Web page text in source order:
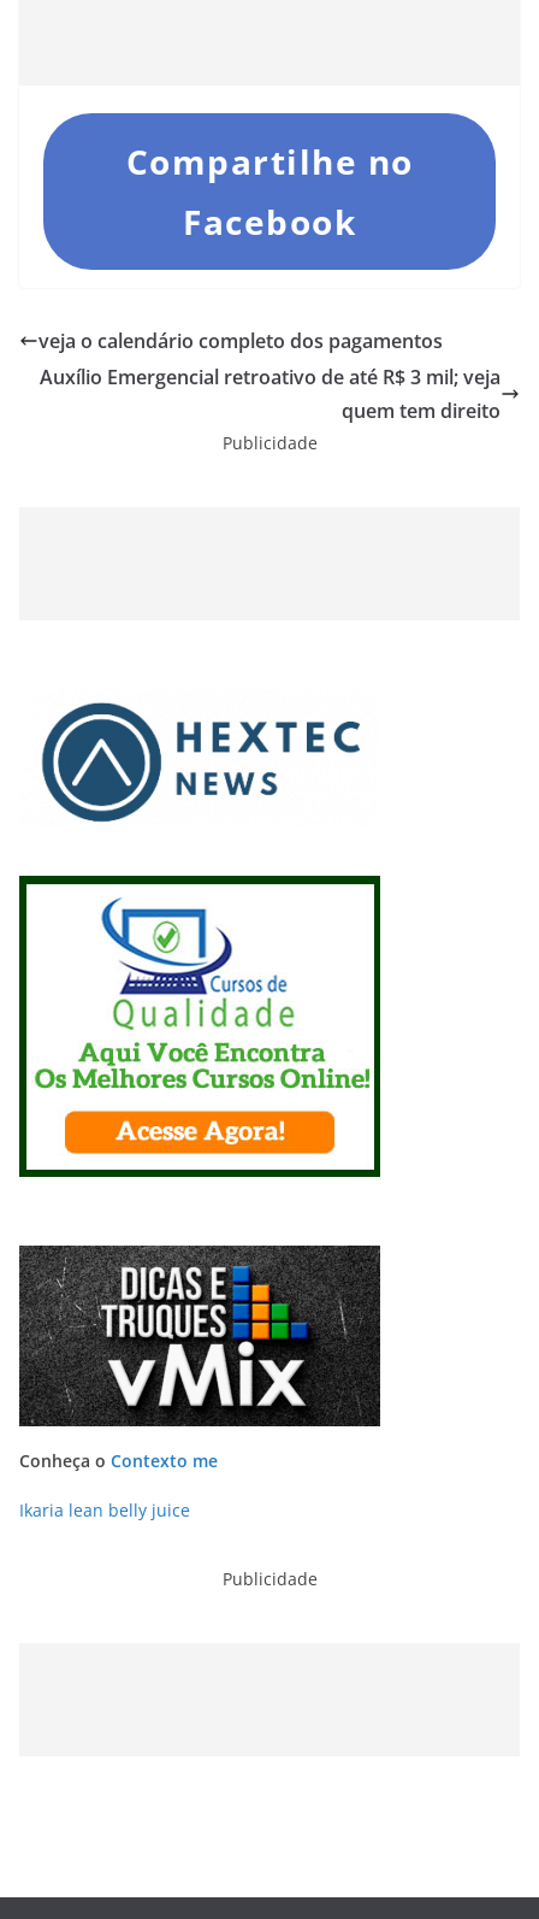
Compartilhe no
Facebook
veja o calendário completo dos pagamentos
Auxílio Emergencial retroativo de até R$ 3 mil; veja
quem tem direito
Publicidade
Conheça o Contexto me
Ikaria lean belly juice
Publicidade